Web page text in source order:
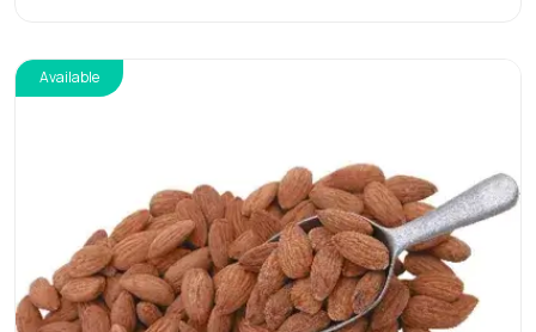
Available